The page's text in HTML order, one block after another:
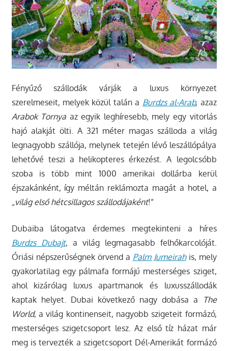
Fényűző szállodák várják a luxus környezet
szerelmeseit, melyek közül talán a Burdzs al-Arab, azaz
Arabok Tornya az egyik leghíresebb, mely egy vitorlás
hajó alakját ölti. A 321 méter magas szálloda a világ
legnagyobb szállója, melynek tetején lévő leszállópálya
lehetővé teszi a helikopteres érkezést. A legolcsóbb
szoba is több mint 1000 amerikai dollárba kerül
éjszakánként, így méltán reklámozta magát a hotel, a
„világ első hétcsillagos szállodájaként!”
Dubaiba látogatva érdemes megtekinteni a híres
Burdzs Dubajt, a világ legmagasabb felhőkarcolóját.
Óriási népszerűségnek örvend a Palm Jumeirahis, mely
gyakorlatilag egy pálmafa formájú mesterséges sziget,
ahol kizárólag luxus apartmanok és luxusszállodák
kaptak helyet. Dubai következő nagy dobása a
The
World, a világ kontinenseit, nagyobb szigeteit formázó,
mesterséges szigetcsoport lesz. Az első tíz házat már
meg is tervezték a szigetcsoport Dél-Amerikát formázó